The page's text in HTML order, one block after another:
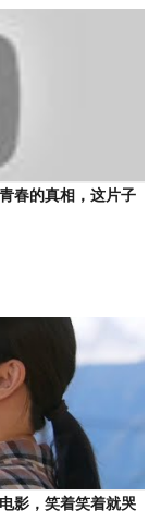
春的真相，这片子
影，笑着笑着就哭